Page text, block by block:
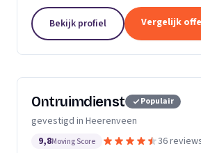
Bekijk profiel Vergelijk
Ontruimdienst Populair
gevestigd in Heerenveen
9,8Moving Score 36